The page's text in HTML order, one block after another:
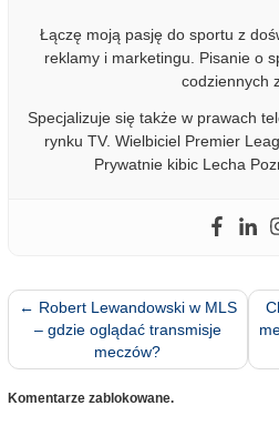
Łączę moją pasję do sportu z
reklamy i marketingu. Pisanie o
codziennych
Specjalizuje się także w prawach
rynku TV. Wielbiciel Premier
Prywatnie kibic Lecha
← Robert Lewandowski w MLS
– gdzie oglądać transmisje
meczów?
Komentarze zablokowane.